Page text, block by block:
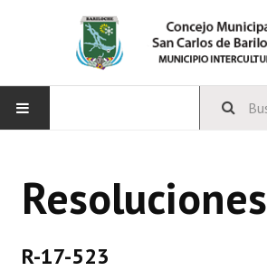
CONCEJO
Resoluciones
R-17-523